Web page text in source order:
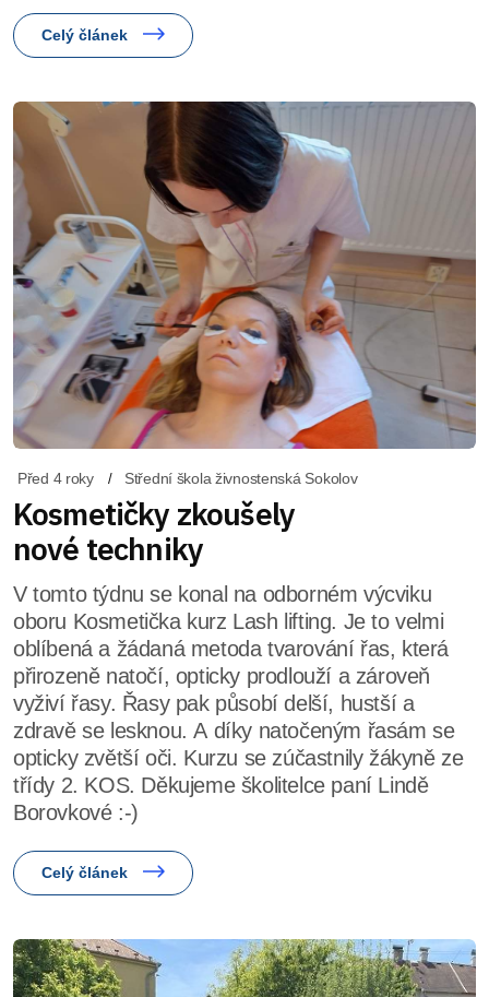
Celý článek
Před 4 roky Střední škola živnostenská Sokolov
Kosmetičky zkoušely
nové techniky
V tomto týdnu se konal na odborném výcviku
oboru Kosmetička kurz Lash lifting. Je to velmi
oblíbená a žádaná metoda tvarování řas, která
přirozeně natočí, opticky prodlouží a zároveň
vyživí řasy. Řasy pak působí delší, hustší a
zdravě se lesknou. A díky natočeným řasám se
opticky zvětší oči. Kurzu se zúčastnily žákyně ze
třídy 2. KOS. Děkujeme školitelce paní Lindě
Borovkové :-)
Celý článek